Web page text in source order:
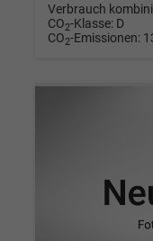
Verbrauch
CO2-Klasse: D
CO2-Emissionen: